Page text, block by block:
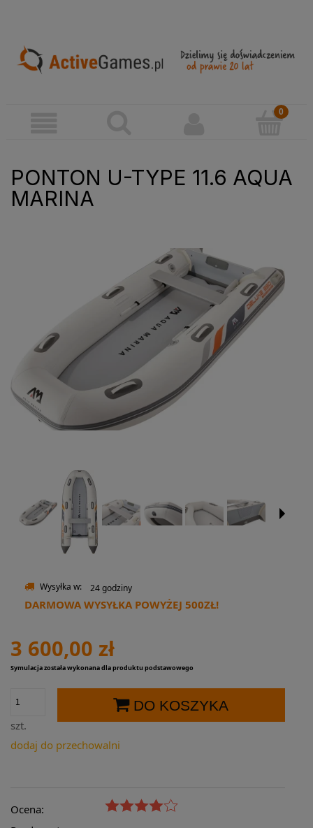
PONTON U-TYPE 11.6 AQUA
MARINA
Wysyłka w: 24 godziny
DARMOWA WYSYŁKA POWYŻEJ 500ZŁ!
3 600,00 zł
Symulacja została wykonana dla produktu podstawowego
szt.
DO KOSZYKA
dodaj do przechowalni
Ocena: